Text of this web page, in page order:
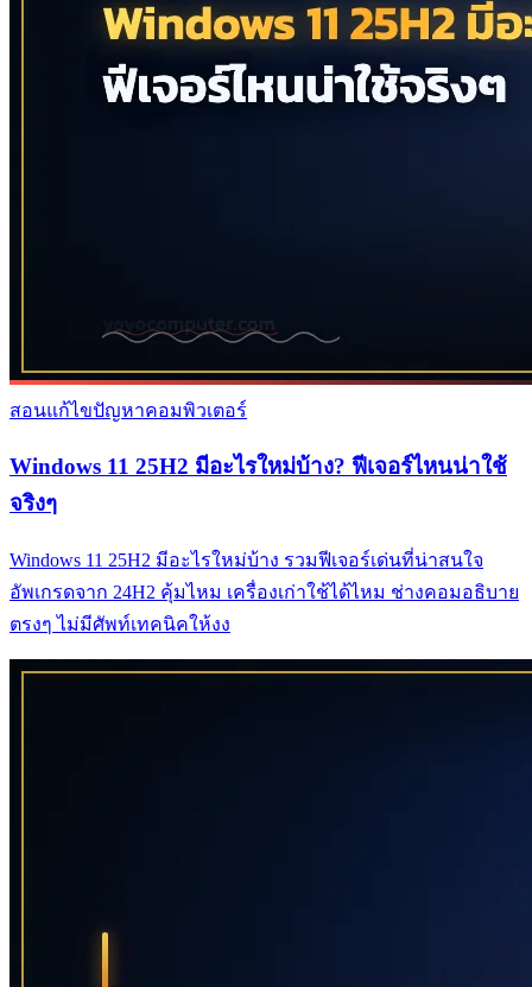
สอนแก้ไขปัญหาคอมพิวเตอร์
Windows 11 25H2 มีอะไรใหม่บ้าง? ฟีเจอร์ไหนน่าใช้
จริงๆ
Windows 11 25H2 มีอะไรใหม่บ้าง รวมฟีเจอร์เด่นที่น่าสนใจ
อัพเกรดจาก 24H2 คุ้มไหม เครื่องเก่าใช้ได้ไหม ช่างคอมอธิบาย
ตรงๆ ไม่มีศัพท์เทคนิคให้งง